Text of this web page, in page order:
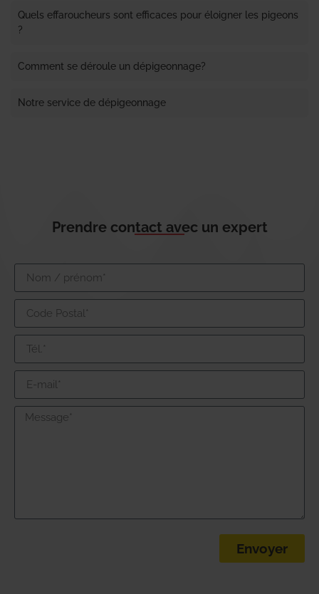
Quels effaroucheurs sont efficaces pour éloigner les pigeons
?
Comment se déroule un dépigeonnage?
Notre service de dépigeonnage
Prendre contact avec un expert
Envoyer